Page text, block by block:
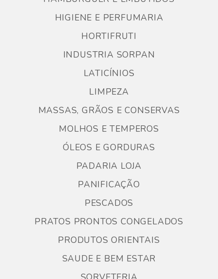
HIGIENE E PERFUMARIA
HORTIFRUTI
INDUSTRIA SORPAN
LATICÍNIOS
LIMPEZA
MASSAS, GRÃOS E CONSERVAS
MOLHOS E TEMPEROS
ÓLEOS E GORDURAS
PADARIA LOJA
PANIFICAÇÃO
PESCADOS
PRATOS PRONTOS CONGELADOS
PRODUTOS ORIENTAIS
SAUDE E BEM ESTAR